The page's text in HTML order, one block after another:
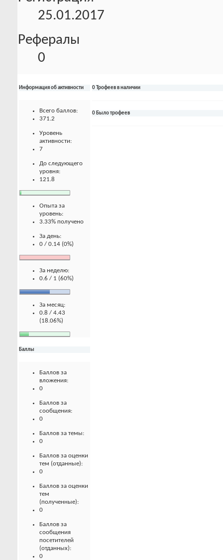
25.01.2017
Рефералы
0
Информация об активности
Всего баллов:
371.2
Уровень
активности:
7
До следующего
уровня:
121.8
Опыта за
уровень:
3.33% получено
За день:
0 / 0.14 (0%)
За неделю:
0.6 / 1 (60%)
За месяц:
0.8 / 4.43
(18.06%)
Баллы
Баллов за
вложения:
0
Баллов за
сообщения:
0
Баллов за темы:
0
Баллов за оценки
тем (отданные):
0
Баллов за оценки
тем
(полученные):
0
Баллов за
сообщения
посетителей
(отданных):
0
0 Трофеев в наличии
0 Было трофеев